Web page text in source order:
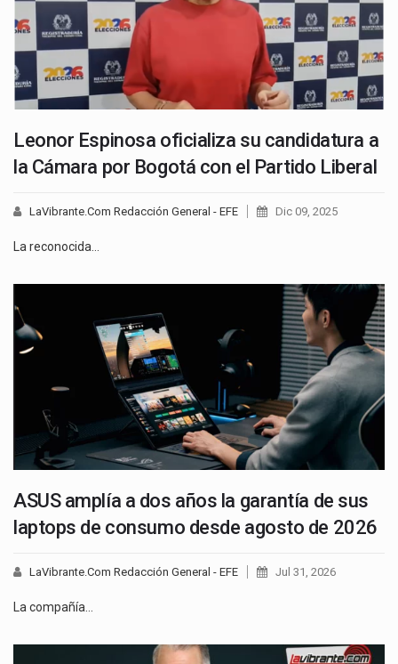
Leonor Espinosa oficializa su candidatura a
la Cámara por Bogotá con el Partido Liberal
LaVibrante.Com Redacción General - EFE Dic 09, 2025
La reconocida…
ASUS amplía a dos años la garantía de sus
laptops de consumo desde agosto de 2026
LaVibrante.Com Redacción General - EFE Jul 31, 2026
La compañía…